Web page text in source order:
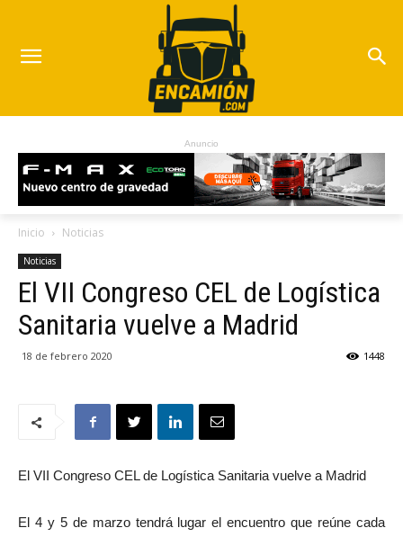
Anuncio
Inicio Noticias
Noticias
El VII Congreso CEL de Logística
Sanitaria vuelve a Madrid
18 de febrero 2020 1448
El VII Congreso CEL de Logística Sanitaria vuelve a Madrid
El 4 y 5 de marzo tendrá lugar el encuentro que reúne cada